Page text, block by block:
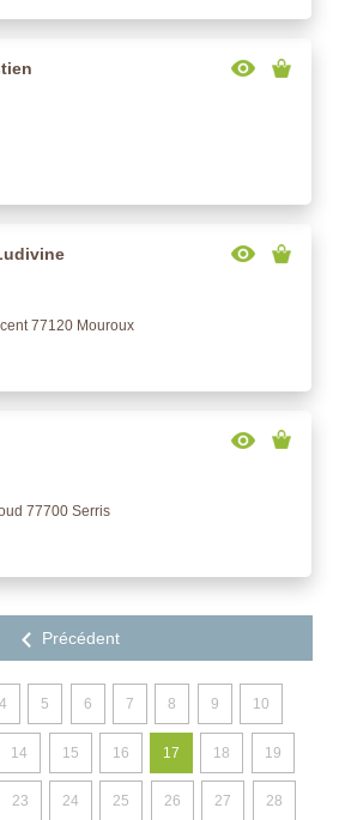
77120 Mouroux
77700 Serris
4 5 6 7 8 9 10
14 15 16 17 18 19
23 24 25 26 27 28